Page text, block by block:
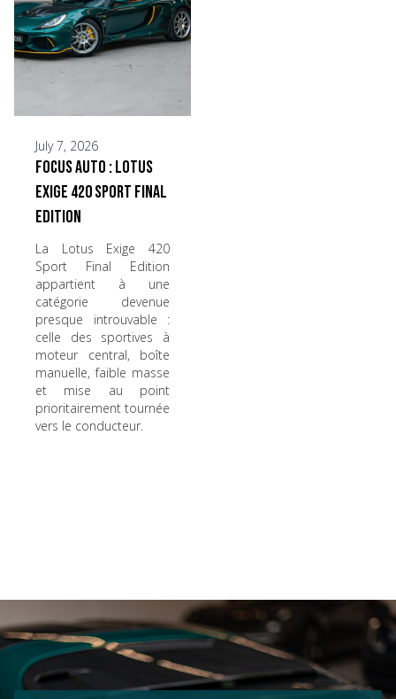
July 7, 2026
Focus Auto : Lotus
Exige 420 Sport Final
Edition
La Lotus Exige 420
Sport Final Edition
appartient à une
catégorie devenue
presque introuvable :
celle des sportives à
moteur central, boîte
manuelle, faible masse
et mise au point
prioritairement tournée
vers le conducteur.